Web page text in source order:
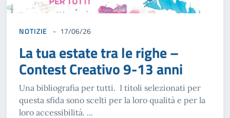
NOTIZIE 17/06/26
La tua estate tra le righe –
Contest Creativo 9-13 anni
Una bibliografia per tutti. I titoli selezionati per
questa sfida sono scelti per la loro qualità e per la
loro accessibilità. ...